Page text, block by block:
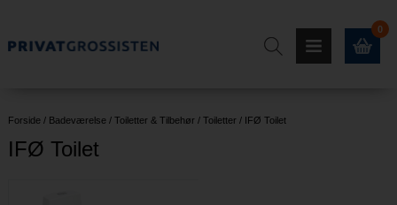
0
Forside / Badeværelse / Toiletter & Tilbehør / Toiletter / IFØ Toilet
IFØ Toilet